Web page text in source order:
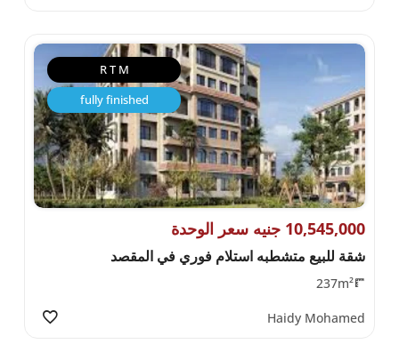
R T M
fully finished
10,545,000 جنيه سعر الوحدة
شقة للبيع متشطبه استلام فوري في المقصد
237m²
Haidy Mohamed